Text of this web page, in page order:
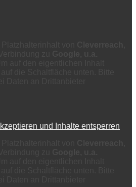
und Inhalte entsperren